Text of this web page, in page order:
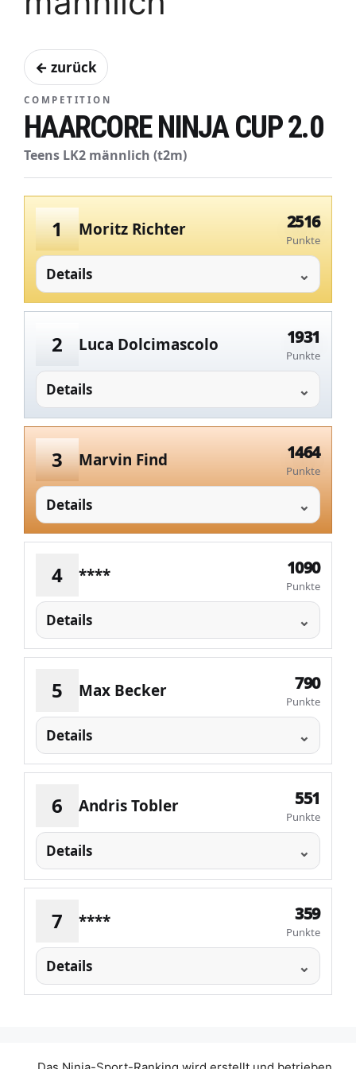
← zurück
COMPETITION
HAARCORE NINJA CUP 2.0
Teens LK2 männlich (t2m)
1 Moritz Richter 2516
Punkte
Details
2 Luca Dolcimascolo 1931
Punkte
Details
3 Marvin Find 1464
Punkte
Details
4 **** 1090
Punkte
Details
5 Max Becker 790
Punkte
Details
6 Andris Tobler 551
Punkte
Details
7 **** 359
Punkte
Details